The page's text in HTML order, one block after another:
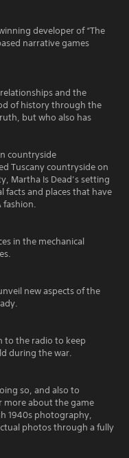
developer of “The
narrative games
and the
of history through the
but who also has
countryside
Tuscany countryside on
Martha Is Dead’s setting
facts and places that have
fashion.
in the mechanical
new aspects of the
to the radio to keep
during the war.
so, and also to
more about the game
1940s photography,
photos through a fully